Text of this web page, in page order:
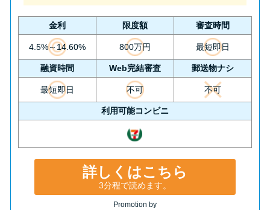
金利 限度額 審査時間
4.5%～14.60% 800万円 最短即日
融資時間 Web完結審査 郵送物ナシ
最短即日 不可 不可
利用可能コンビニ
詳しくはこちら
3分程で読めます。
Promotion by